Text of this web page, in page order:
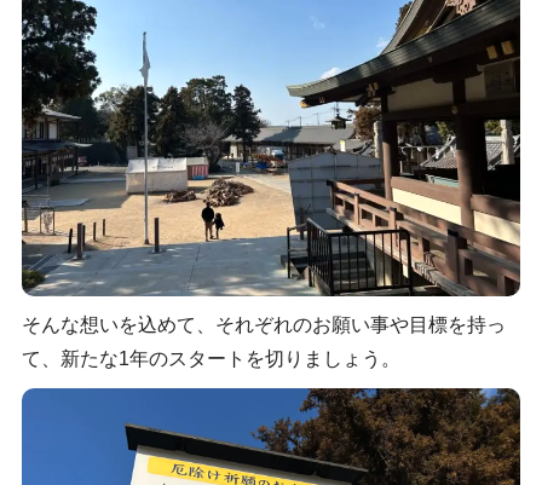
そんな想いを込めて、それぞれのお願い事や目標を持っ
て、新たな1年のスタートを切りましょう。